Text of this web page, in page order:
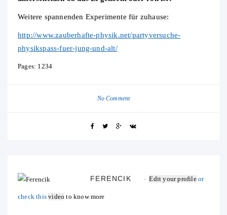
Weitere spannenden Experimente für zuhause:
http://www.zauberhafte-physik.net/partyversuche-
physikspass-fuer-jung-und-alt/
Pages: Page
1,Page
2,Page
3,Page
4
No Comment
FERENCIK Edit your profileor
check thisvideo to know more